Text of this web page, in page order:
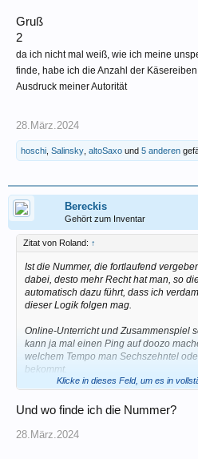
Gruß
2
da ich nicht mal weiß, wie ich meine
finde, habe ich die Anzahl der
Ausdruck meiner Autorität
28.März.2024
hoschi Salinsky altoSaxo und 5 anderen
Bereckis
Gehört zum Inventar
Zitat von Roland: ↑
Ist die Nummer, die fortlaufend
dabei, desto mehr Recht hat man, so
automatisch dazu führt, dass ich
dieser Logik folgen mag.
Online-Unterricht und Zusammenspiel
kann ja mal einen Ping auf doozo
welchem Tempo man Sechszehntel
bekommt.
200
Klicke in dieses Feld, um es in
Und wo finde ich die Nummer?
28.März.2024